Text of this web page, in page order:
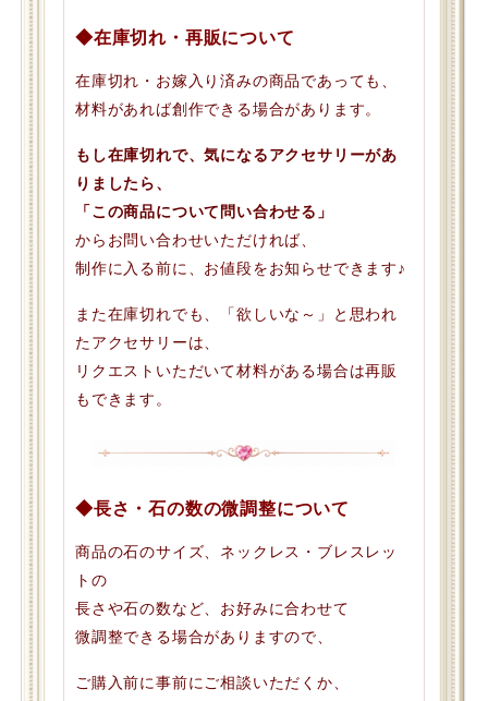
◆在庫切れ・再販について
在庫切れ・お嫁入り済みの商品であっても、
材料があれば創作できる場合があります。
もし在庫切れで、気になるアクセサリーがあ
りましたら、
「この商品について問い合わせる」
からお問い合わせいただければ、
制作に入る前に、お値段をお知らせできます♪
また在庫切れでも、「欲しいな～」と思われ
たアクセサリーは、
リクエストいただいて材料がある場合は再販
もできます。
◆長さ・石の数の微調整について
商品の石のサイズ、ネックレス・ブレスレッ
トの
長さや石の数など、お好みに合わせて
微調整できる場合がありますので、
ご購入前に事前にご相談いただくか、